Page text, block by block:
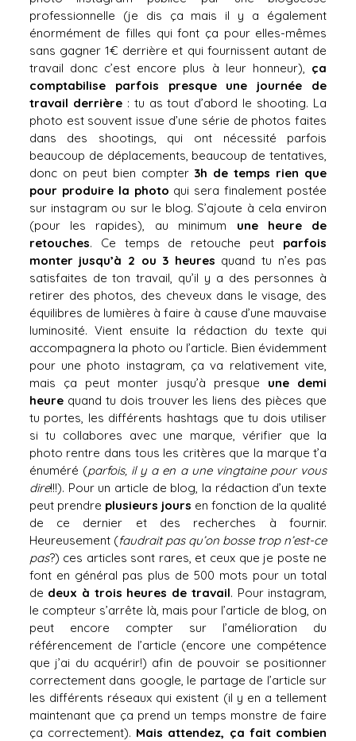
professionnelle (je dis ça mais il y a également
énormément de filles qui font ça pour elles-mêmes
sans gagner 1€ derrière et qui fournissent autant de
travail donc c’est encore plus à leur honneur), ça
comptabilise parfois presque une journée de
travail derrière: tu as tout d’abord le shooting. La
photo est souvent issue d’une série de photos faites
dans des shootings, qui ont nécessité parfois
beaucoup de déplacements, beaucoup de tentatives,
donc on peut bien compter 3h de temps rien que
pour produire la photo qui sera finalement postée
sur instagram ou sur le blog. S’ajoute à cela environ
(pour les rapides), au minimum une heure de
retouches. Ce temps de retouche peut parfois
monter jusqu’à 2 ou 3 heures quand tu n’es pas
satisfaites de ton travail, qu’il y a des personnes à
retirer des photos, des cheveux dans le visage, des
équilibres de lumières à faire à cause d’une mauvaise
luminosité. Vient ensuite la rédaction du texte qui
accompagnera la photo ou l’article. Bien évidemment
pour une photo instagram, ça va relativement vite,
mais ça peut monter jusqu’à presque une demi
heurequand tu dois trouver les liens des pièces que
tu portes, les différents hashtags que tu dois utiliser
si tu collabores avec une marque, vérifier que la
photo rentre dans tous les critères que la marque t’a
énuméré (parfois, il y a en a une vingtaine pour vous
dire!!!). Pour un article de blog, la rédaction d’un texte
peut prendre plusieurs jours en fonction de la qualité
de ce dernier et des recherches à fournir.
Heureusement (faudrait pas qu’on bosse trop n’est-ce
pas?) ces articles sont rares, et ceux que je poste ne
font en général pas plus de 500 mots pour un total
de deux à trois heures de travail. Pour instagram,
le compteur s’arrête là, mais pour l’article de blog, on
peut encore compter sur l’amélioration du
référencement de l’article (encore une compétence
que j’ai du acquérir!) afin de pouvoir se positionner
correctement dans google, le partage de l’article sur
les différents réseaux qui existent (il y en a tellement
maintenant que ça prend un temps monstre de faire
ça correctement). Mais attendez, ça fait combien